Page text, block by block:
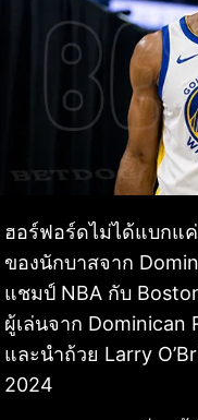
ฮอร์ฟอร์ดไม่ได้แบกแ
ของนักบาสจาก
แชมป์ NBA กับ
ผู้เล่นจาก
และนำถ้วย Larry
2024